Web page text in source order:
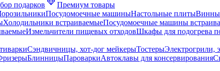
подарков
Премиум товары
Посудомоечные машиныНастольные плиты
Холодильники встраиваемыеПосудомоечные машины
Измельчители пищевых отходовШкафы для подогрева
Сэндвичницы, хот-дог мейкерыТостерыЭлектрогрили,
БлинницыПароваркиАвтоклавы для консервирования